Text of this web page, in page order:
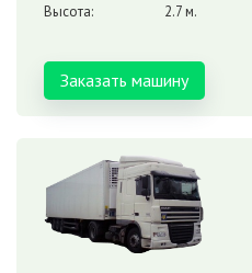
Высота:
2.7 м.
Заказать машину